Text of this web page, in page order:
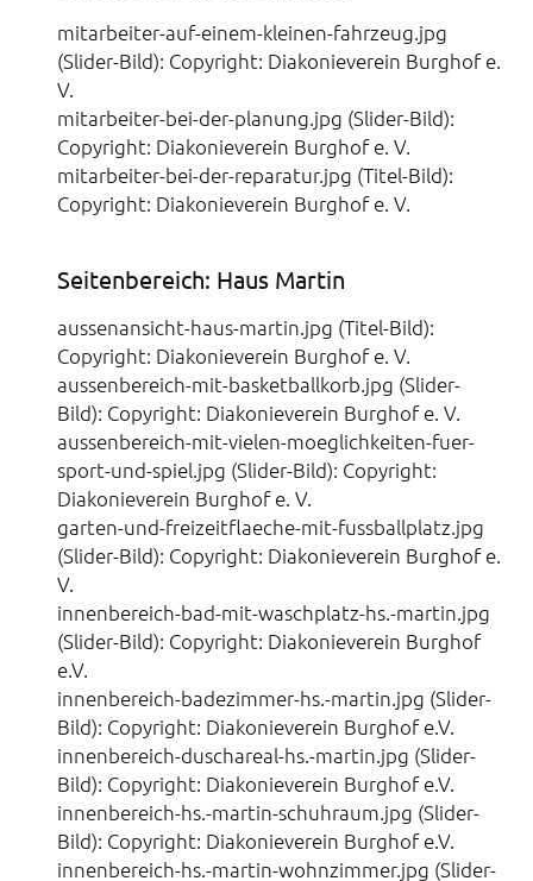
mitarbeiter-auf-einem-kleinen-fahrzeug.jpg
(Slider-Bild): Copyright: Diakonieverein Burghof e.
V.
mitarbeiter-bei-der-planung.jpg (Slider-Bild):
Copyright: Diakonieverein Burghof e. V.
mitarbeiter-bei-der-reparatur.jpg (Titel-Bild):
Copyright: Diakonieverein Burghof e. V.
Seitenbereich: Haus Martin
aussenansicht-haus-martin.jpg (Titel-Bild):
Copyright: Diakonieverein Burghof e. V.
aussenbereich-mit-basketballkorb.jpg (Slider-
Bild): Copyright: Diakonieverein Burghof e. V.
aussenbereich-mit-vielen-moeglichkeiten-fuer-
sport-und-spiel.jpg (Slider-Bild): Copyright:
Diakonieverein Burghof e. V.
garten-und-freizeitflaeche-mit-fussballplatz.jpg
(Slider-Bild): Copyright: Diakonieverein Burghof e.
V.
innenbereich-bad-mit-waschplatz-hs.-martin.jpg
(Slider-Bild): Copyright: Diakonieverein Burghof
e.V.
innenbereich-badezimmer-hs.-martin.jpg (Slider-
Bild): Copyright: Diakonieverein Burghof e.V.
innenbereich-duschareal-hs.-martin.jpg (Slider-
Bild): Copyright: Diakonieverein Burghof e.V.
innenbereich-hs.-martin-schuhraum.jpg (Slider-
Bild): Copyright: Diakonieverein Burghof e.V.
innenbereich-hs.-martin-wohnzimmer.jpg (Slider-